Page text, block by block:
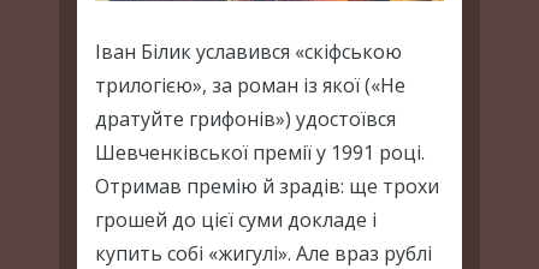
Іван Білик уславився «скіфською
трилогією», за роман із якої («Не
дратуйте грифонів») удостоївся
Шевченківської премії у 1991 році.
Отримав премію й зрадів: ще трохи
грошей до цієї суми докладе і
купить собі «жигулі». Але враз рублі